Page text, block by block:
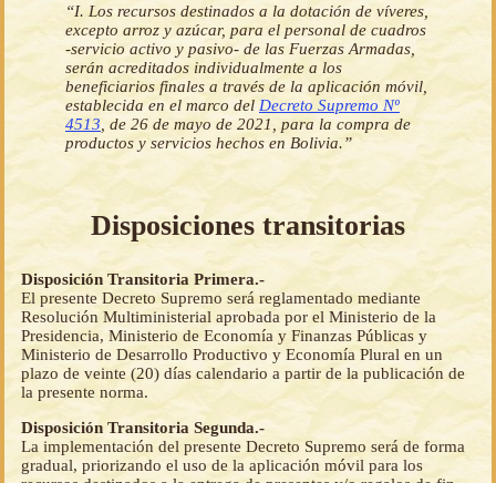
“I. Los recursos destinados a la dotación de víveres,
excepto arroz y azúcar, para el personal de cuadros
-servicio activo y pasivo- de las Fuerzas Armadas,
serán acreditados individualmente a los
beneficiarios finales a través de la aplicación móvil,
establecida en el marco delDecreto Supremo Nº
4513 , de 26 de mayo de 2021, para la compra de
productos y servicios hechos en Bolivia.”
Disposiciones transitorias
Disposición Transitoria Primera.-
El presente Decreto Supremo será reglamentado mediante
Resolución Multiministerial aprobada por el Ministerio de la
Presidencia, Ministerio de Economía y Finanzas Públicas y
Ministerio de Desarrollo Productivo y Economía Plural en un
plazo de veinte (20) días calendario a partir de la publicación de
la presente norma.
Disposición Transitoria Segunda.-
La implementación del presente Decreto Supremo será de forma
gradual, priorizando el uso de la aplicación móvil para los